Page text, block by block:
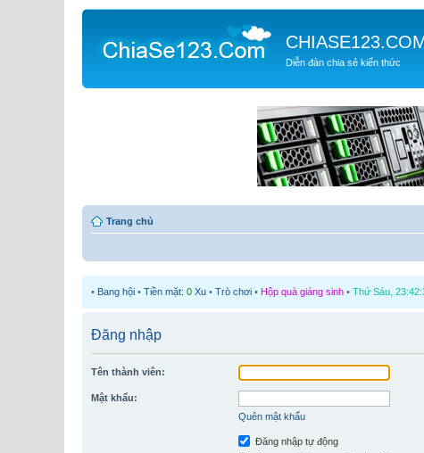
Diễn đàn chia sẻ kiến thức
Trang chủ
• Bang hội • Tiền mặt: 0 Xu • Trò chơi • Hộp quà giáng sinh • Thứ Sáu,
Đăng nhập
Tên thành viên:
Mật khẩu:
Quên mật khẩu
Đăng nhập tự động